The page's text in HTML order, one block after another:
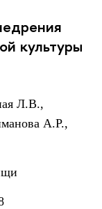
культуры
Л.В.,
А.Р.,